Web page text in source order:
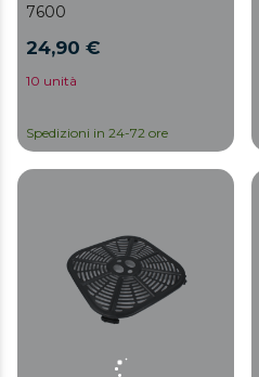
7600
24,90 €
10 unità
Spedizioni in 24-72 ore